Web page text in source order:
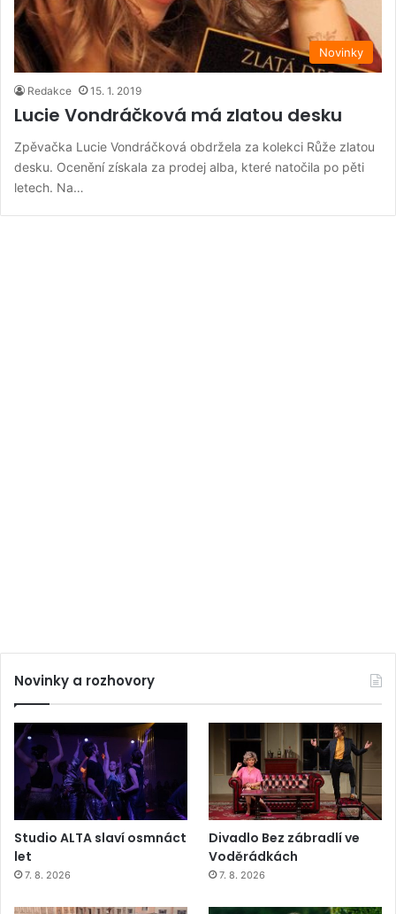
Novinky
Redakce 15. 1. 2019
Lucie Vondráčková má zlatou desku
Zpěvačka Lucie Vondráčková obdržela za kolekci Růže zlatou
desku. Ocenění získala za prodej alba, které natočila po pěti
letech. Na…
Novinky a rozhovory
Studio ALTA slaví osmnáct
let
7. 8. 2026
Divadlo Bez zábradlí ve
Voděrádkách
7. 8. 2026